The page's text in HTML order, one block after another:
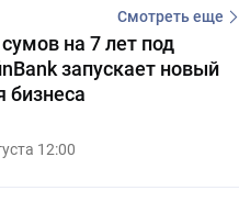
Смотреть еще
на 7 лет под
запускает новый
бизнеса
12:00